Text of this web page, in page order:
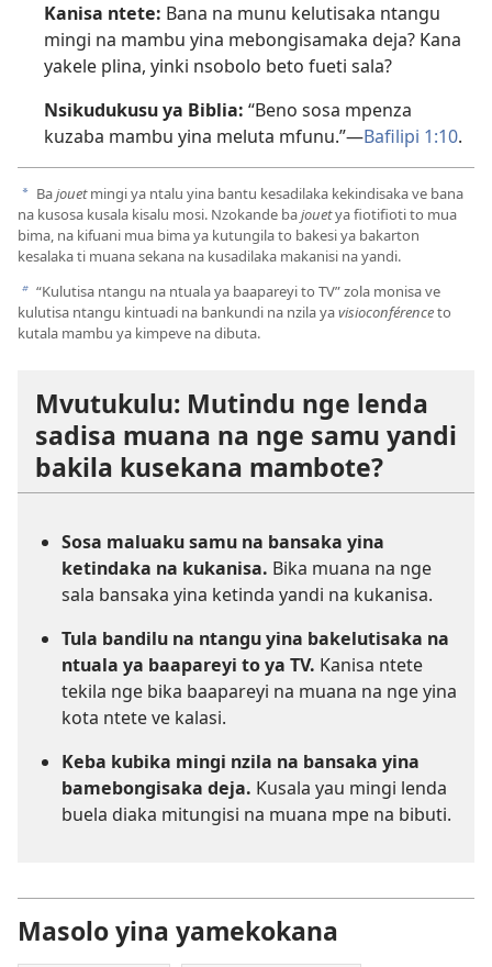
Kanisa ntete: Bana na munu kelutisaka ntangu
mingi na mambu yina mebongisamaka deja? Kana
yakele plina, yinki nsobolo beto fueti sala?
Nsikudukusu ya Biblia: “Beno sosa mpenza
kuzaba mambu yina meluta mfunu.”—Bafilipi 1:10.
a Bajouetmingi ya ntalu yina bantu kesadilaka kekindisaka ve bana
na kusosa kusala kisalu mosi. Nzokande bajouetya fiotifioti to mua
bima, na kifuani mua bima ya kutungila to bakesi ya bakarton
kesalaka ti muana sekana na kusadilaka makanisi na yandi.
b “Kulutisa ntangu na ntuala ya baapareyi to TV” zola monisa ve
kulutisa ntangu kintuadi na bankundi na nzila yavisioconférenceto
kutala mambu ya kimpeve na dibuta.
Mvutukulu: Mutindu nge lenda
sadisa muana na nge samu yandi
bakila kusekana mambote?
Sosa maluaku samu na bansaka yina
ketindaka na kukanisa. Bika muana na nge
sala bansaka yina ketinda yandi na kukanisa.
Tula bandilu na ntangu yina bakelutisaka na
ntuala ya baapareyi to ya TV. Kanisa ntete
tekila nge bika baapareyi na muana na nge yina
kota ntete ve kalasi.
Keba kubika mingi nzila na bansaka yina
bamebongisaka deja. Kusala yau mingi lenda
buela diaka mitungisi na muana mpe na bibuti.
Masolo yina yamekokana